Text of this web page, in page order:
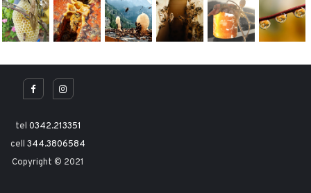
tel 0342.213351
cell 344.3806584
Copyright © 2021